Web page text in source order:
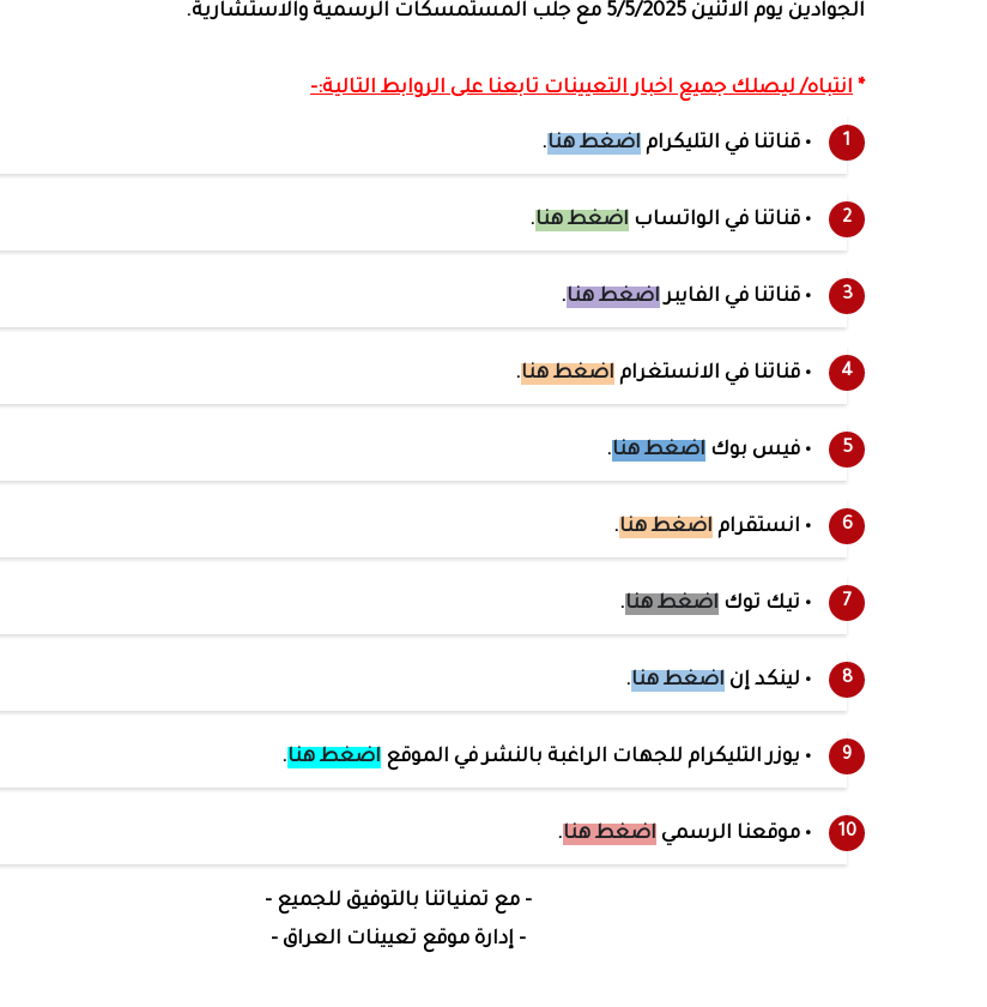
الجوادين يوم الاثنين 5/5/2025 مع جلب المستمسكات الرسمية والاستشارية
.
* انتباه/ ليصلك جميع اخبار التعيينات تابعنا على الروابط التالية:-
• قناتنا في التليكرام اضغط هنا.
• قناتنا في الواتساب اضغط هنا.
• قناتنا في الفايبراضغط هنا.
• قناتنا في الانستغرام اضغط هنا.
• فيس بوك اضغط هنا.
• انستقرام اضغط هنا.
• تيك توك اضغط هنا.
• لينكد إن اضغط هنا.
• يوزر التليكرام للجهات الراغبة بالنشر في الموقع اضغط هنا.
• موقعنا الرسمي اضغط هنا.
- مع تمنياتنا بالتوفيق للجميع -
- إدارة موقع تعيينات العراق -